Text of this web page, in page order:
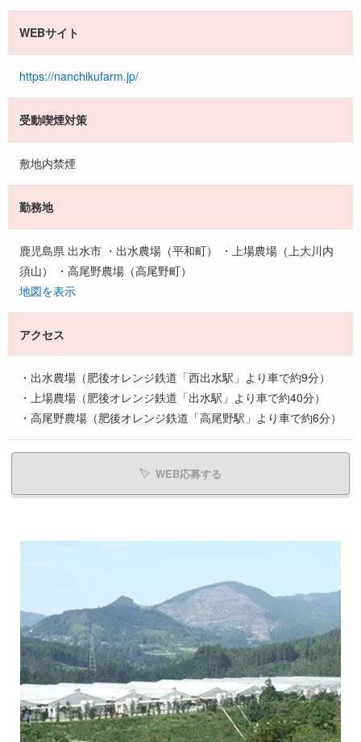
WEBサイト
https://nanchikufarm.jp/
受動喫煙対策
敷地内禁煙
勤務地
鹿児島県 出水市 ・出水農場（平和町） ・上場農場（上大川内
須山） ・高尾野農場（高尾野町）
地図を表示
アクセス
・出水農場（肥後オレンジ鉄道「西出水駅」より車で約9分）
・上場農場（肥後オレンジ鉄道「出水駅」より車で約40分）
・高尾野農場（肥後オレンジ鉄道「高尾野駅」より車で約6分）
WEB応募する